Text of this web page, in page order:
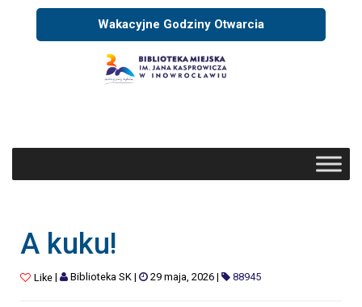
Wakacyjne Godziny Otwarcia
A kuku!
Like| Biblioteka SK| 29 maja, 2026| 88945